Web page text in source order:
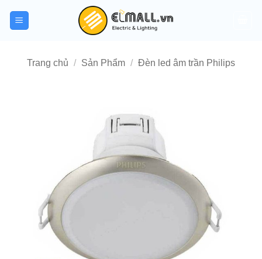
Trang chủ
/ Sản Phẩm / Đèn led âm trần Philips